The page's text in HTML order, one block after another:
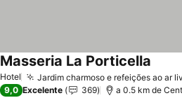
Hotel Jardim charmoso e refeições ao ar
Masseria La Porticella
9,0 Excelente 369 a 0.5 km de